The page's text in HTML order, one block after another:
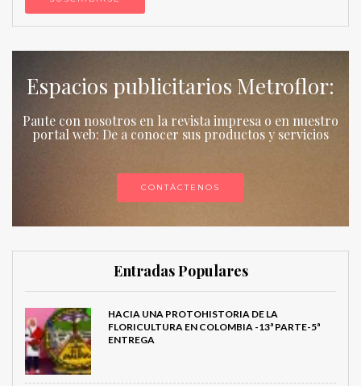
Espacios publicitarios Metroflor:
Paute con nosotros en la revista impresa o en nuestro
portal web: De a conocer sus productos y servicios
CONTÁCTENOS
Entradas Populares
HACIA UNA PROTOHISTORIA DE LA
FLORICULTURA EN COLOMBIA -13ª PARTE-5ª
ENTREGA